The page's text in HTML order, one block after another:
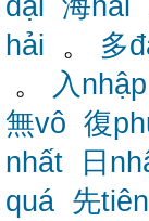
đại 海hải
hải 。 多
。
入nhập
無vô 復
nhất
日
quá 先tiên